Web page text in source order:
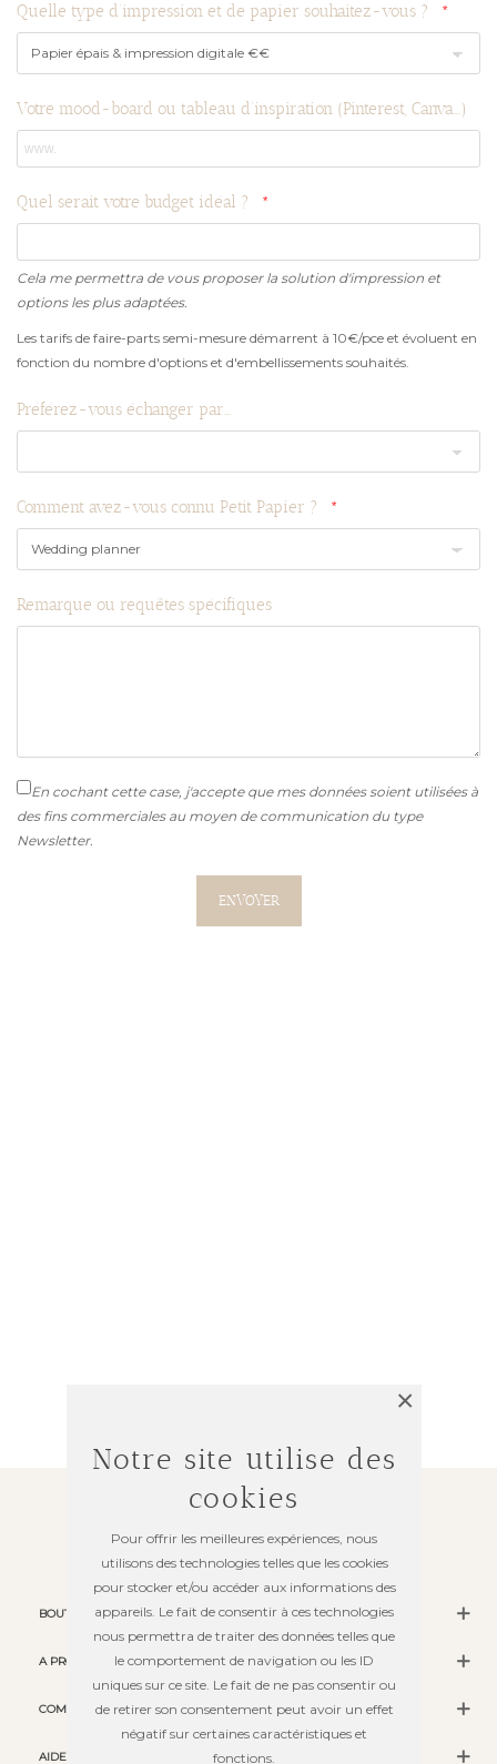
Quelle type d'impression et de papier souhaitez-vous ?
Votre mood-board ou tableau d'inspiration (Pinterest, Canva...)
Quel serait votre budget idéal ?
Cela me permettra de vous proposer la solution d'impression et
options les plus adaptées.
Les tarifs de faire-parts semi-mesure démarrent à 10€/pce et évoluent en
fonction du nombre d'options et d'embellissements souhaités.
Préférez-vous échanger par...
Comment avez-vous connu Petit Papier ?
Remarque ou requêtes spécifiques
En cochant cette case, j'accepte que mes données soient utilisées à
des fins commerciales au moyen de communication du type
Newsletter.
ENVOYER
BOUTIQUE
A PROPOS
COMMANDES
AIDE
Notre site utilise des
cookies
Pour offrir les meilleures expériences, nous
utilisons des technologies telles que les cookies
pour stocker et/ou accéder aux informations des
appareils. Le fait de consentir à ces technologies
nous permettra de traiter des données telles que
le comportement de navigation ou les ID
uniques sur ce site. Le fait de ne pas consentir ou
de retirer son consentement peut avoir un effet
négatif sur certaines caractéristiques et
fonctions.
×